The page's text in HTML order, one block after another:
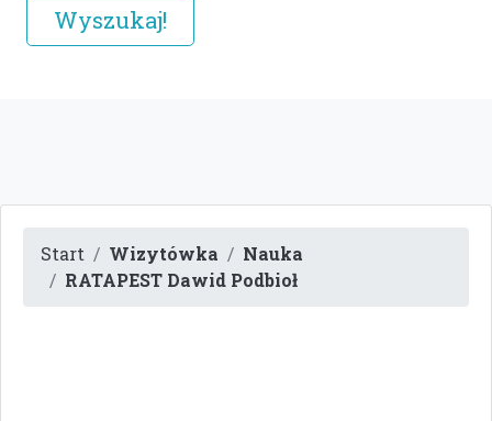
Wyszukaj!
Start Wizytówka
Nauka
RATAPEST Dawid Podbioł